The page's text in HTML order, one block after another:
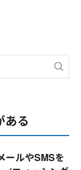
ある
ールやSMSを